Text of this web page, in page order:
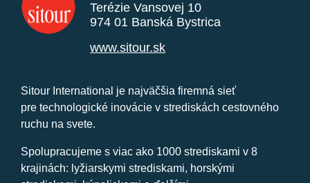
Terézie Vansovej 10
974 01 Banská Bystrica
www.sitour.sk
Sitour International je najväčšia firemná sieť
pre technologické inovácie v strediskách cestovného
ruchu na svete.
Spolupracujeme s viac ako 1000 strediskami v 8
krajinách: lyžiarskymi strediskami, horskými